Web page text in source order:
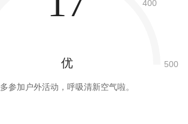
优
多参加户外活动，呼吸清新空气啦。